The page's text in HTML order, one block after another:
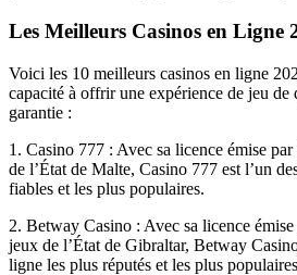
Les Meilleurs Casinos en Ligne
Voici les 10 meilleurs casinos en ligne
capacité à offrir une expérience de jeu de
garantie :
1. Casino 777 : Avec sa licence émise
de l’État de Malte, Casino 777 est l’un
fiables et les plus populaires.
2. Betway Casino : Avec sa licence
jeux de l’État de Gibraltar, Betway
ligne les plus réputés et les plus